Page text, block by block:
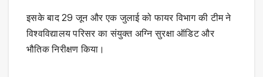
इसके बाद 29 जून और एक जुलाई को फायर विभाग की टीम ने
विश्वविद्यालय परिसर का संयुक्त अग्नि सुरक्षा ऑडिट और
भौतिक निरीक्षण किया।